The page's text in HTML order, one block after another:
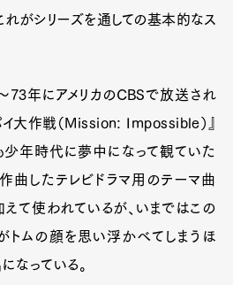
れがシリーズを通しての基本的なス
73年にアメリカのCBSで放送され
イ大作戦（Mission: Impossible）』
少年時代に夢中になって観ていた
作曲したテレビドラマ用のテーマ曲
て使われているが、いまではこの
トムの顔を思い浮かべてしまうほ
なっている。